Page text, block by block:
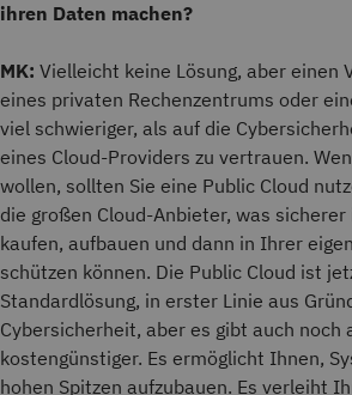
ihren Daten machen?
MK: Vielleicht keine Lösung, aber einen
eines privaten Rechenzentrums oder
viel schwieriger, als auf die
eines Cloud-Providers zu vertrauen.
wollen, sollten Sie eine Public Cloud
die großen Cloud-Anbieter, was sicherer
kaufen, aufbauen und dann in Ihrer
schützen können. Die Public Cloud ist
Standardlösung, in erster Linie aus
Cybersicherheit, aber es gibt auch noch
kostengünstiger. Es ermöglicht Ihnen,
hohen Spitzen aufzubauen. Es verleiht